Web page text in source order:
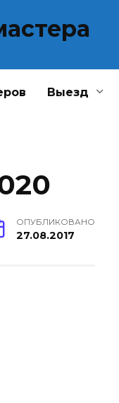
Выезд
ОПУБЛИКОВАНО
27.08.2017